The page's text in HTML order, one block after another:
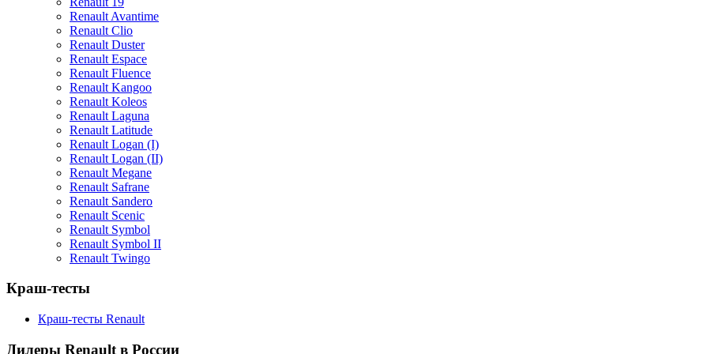
Renault Avantime
Renault Clio
Renault Duster
Renault Espace
Renault Fluence
Renault Kangoo
Renault Koleos
Renault Laguna
Renault Latitude
Renault Logan (I)
Renault Logan (II)
Renault Megane
Renault Safrane
Renault Sandero
Renault Scenic
Renault Symbol
Renault Symbol II
Renault Twingo
Краш-тесты
Краш-тесты Renault
Дилеры Renault в России